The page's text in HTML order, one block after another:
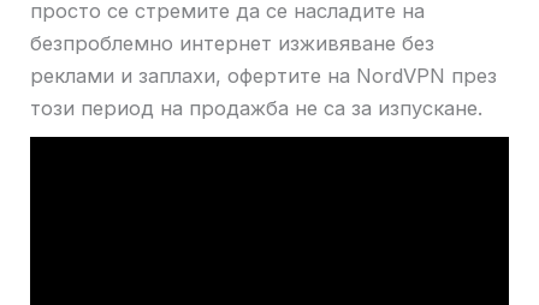
просто се стремите да се насладите на
безпроблемно интернет изживяване без
реклами и заплахи, офертите на NordVPN през
този период на продажба не са за изпускане.